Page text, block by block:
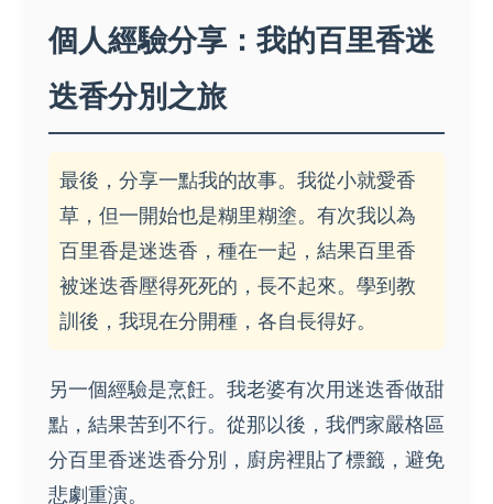
個人經驗分享：我的百里香迷
迭香分別之旅
最後，分享一點我的故事。我從小就愛香
草，但一開始也是糊里糊塗。有次我以為
百里香是迷迭香，種在一起，結果百里香
被迷迭香壓得死死的，長不起來。學到教
訓後，我現在分開種，各自長得好。
另一個經驗是烹飪。我老婆有次用迷迭香做甜
點，結果苦到不行。從那以後，我們家嚴格區
分百里香迷迭香分別，廚房裡貼了標籤，避免
悲劇重演。